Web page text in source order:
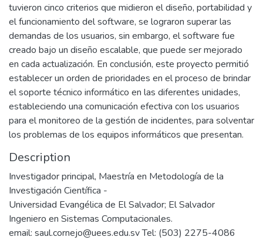
tuvieron cinco criterios que midieron el diseño, portabilidad y
el funcionamiento del software, se lograron superar las
demandas de los usuarios, sin embargo, el software fue
creado bajo un diseño escalable, que puede ser mejorado
en cada actualización. En conclusión, este proyecto permitió
establecer un orden de prioridades en el proceso de brindar
el soporte técnico informático en las diferentes unidades,
estableciendo una comunicación efectiva con los usuarios
para el monitoreo de la gestión de incidentes, para solventar
los problemas de los equipos informáticos que presentan.
Description
Investigador principal, Maestría en Metodología de la
Investigación Científica -
Universidad Evangélica de El Salvador; El Salvador
Ingeniero en Sistemas Computacionales.
email: saul.cornejo@uees.edu.sv Tel: (503) 2275-4086